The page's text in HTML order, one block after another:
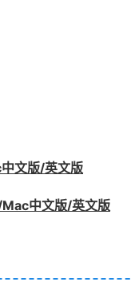
文版/英文版
中文版/英文版